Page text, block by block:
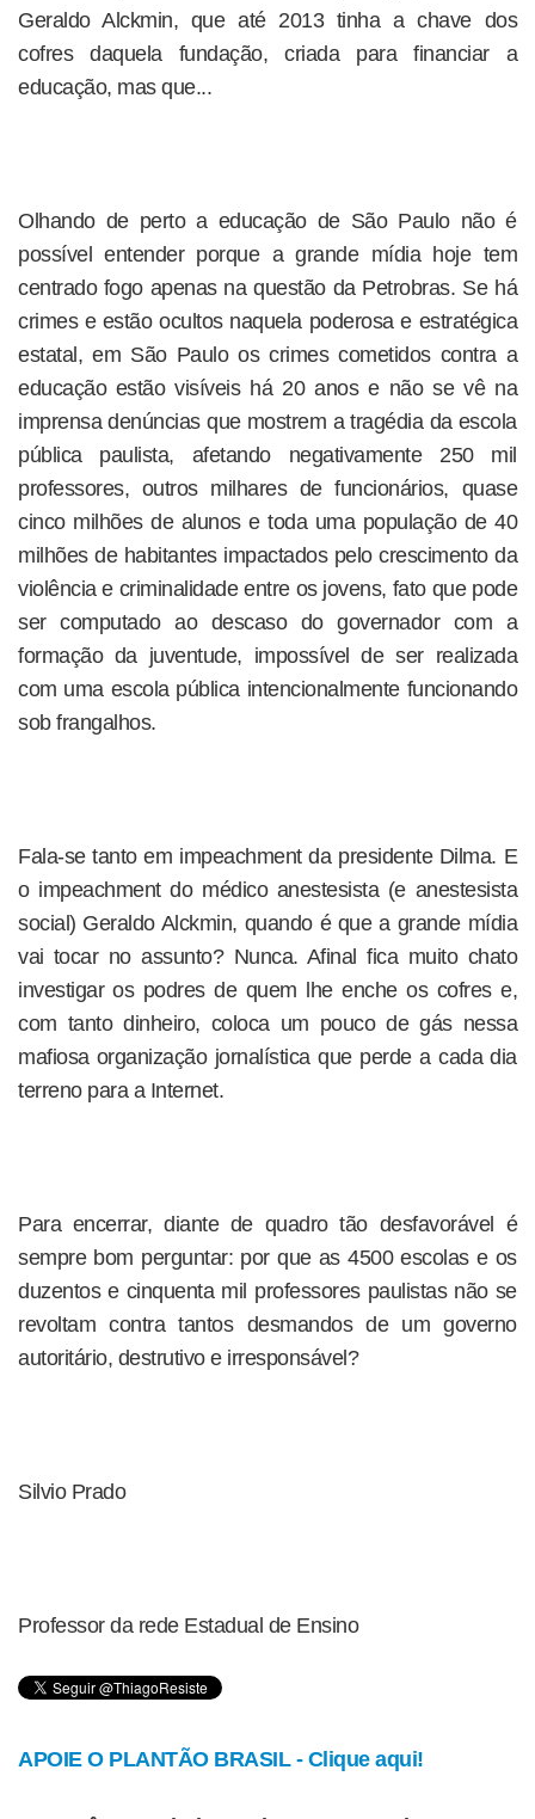
Geraldo Alckmin, que até 2013 tinha a chave dos
cofres daquela fundação, criada para financiar a
educação, mas que...
Olhando de perto a educação de São Paulo não é
possível entender porque a grande mídia hoje tem
centrado fogo apenas na questão da Petrobras. Se há
crimes e estão ocultos naquela poderosa e estratégica
estatal, em São Paulo os crimes cometidos contra a
educação estão visíveis há 20 anos e não se vê na
imprensa denúncias que mostrem a tragédia da escola
pública paulista, afetando negativamente 250 mil
professores, outros milhares de funcionários, quase
cinco milhões de alunos e toda uma população de 40
milhões de habitantes impactados pelo crescimento da
violência e criminalidade entre os jovens, fato que pode
ser computado ao descaso do governador com a
formação da juventude, impossível de ser realizada
com uma escola pública intencionalmente funcionando
sob frangalhos.
Fala-se tanto em impeachment da presidente Dilma. E
o impeachment do médico anestesista (e anestesista
social) Geraldo Alckmin, quando é que a grande mídia
vai tocar no assunto? Nunca. Afinal fica muito chato
investigar os podres de quem lhe enche os cofres e,
com tanto dinheiro, coloca um pouco de gás nessa
mafiosa organização jornalística que perde a cada dia
terreno para a Internet.
Para encerrar, diante de quadro tão desfavorável é
sempre bom perguntar: por que as 4500 escolas e os
duzentos e cinquenta mil professores paulistas não se
revoltam contra tantos desmandos de um governo
autoritário, destrutivo e irresponsável?
Silvio Prado
Professor da rede Estadual de Ensino
APOIE O PLANTÃO BRASIL - Clique aqui!